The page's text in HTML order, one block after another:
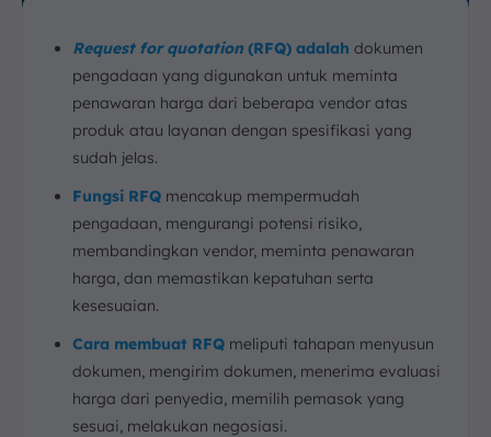
Request for quotation(RFQ) adalah dokumen
pengadaan yang digunakan untuk meminta
penawaran harga dari beberapa vendor atas
produk atau layanan dengan spesifikasi yang
sudah jelas.
Fungsi RFQ mencakup mempermudah
pengadaan, mengurangi potensi risiko,
membandingkan vendor, meminta penawaran
harga, dan memastikan kepatuhan serta
kesesuaian.
Cara membuat RFQ meliputi tahapan menyusun
dokumen, mengirim dokumen, menerima evaluasi
harga dari penyedia, memilih pemasok yang
sesuai, melakukan negosiasi.